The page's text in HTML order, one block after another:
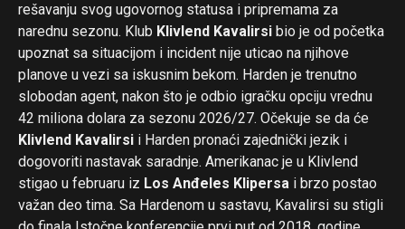
rešavanju svog ugovornog statusa i pripremama za
narednu sezonu. Klub Klivlend Kavalirsi bio je od početka
upoznat sa situacijom i incident nije uticao na njihove
planove u vezi sa iskusnim bekom. Harden je trenutno
slobodan agent, nakon što je odbio igračku opciju vrednu
42 miliona dolara za sezonu 2026/27. Očekuje se da će
Klivlend Kavalirsi i Harden pronaći zajednički jezik i
dogovoriti nastavak saradnje. Amerikanac je u Klivlend
stigao u februaru iz Los Anđeles Klipersa i brzo postao
važan deo tima. Sa Hardenom u sastavu, Kavalirsi su stigli